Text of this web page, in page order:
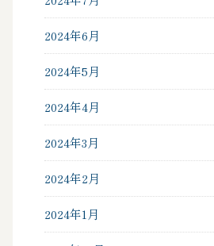
2024年6月
2024年5月
2024年4月
2024年3月
2024年2月
2024年1月